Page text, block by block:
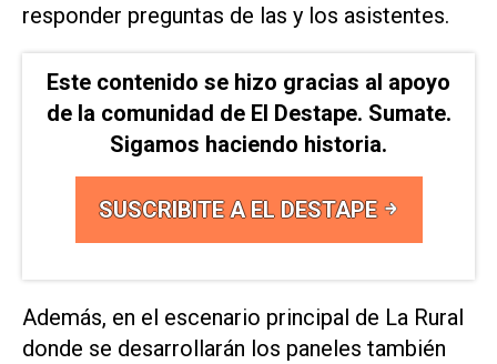
responder preguntas de las y los asistentes.
Este contenido se hizo gracias al apoyo
de la comunidad de El Destape. Sumate.
Sigamos haciendo historia.
SUSCRIBITE A EL DESTAPE
Además, en el escenario principal de La Rural
donde se desarrollarán los paneles también